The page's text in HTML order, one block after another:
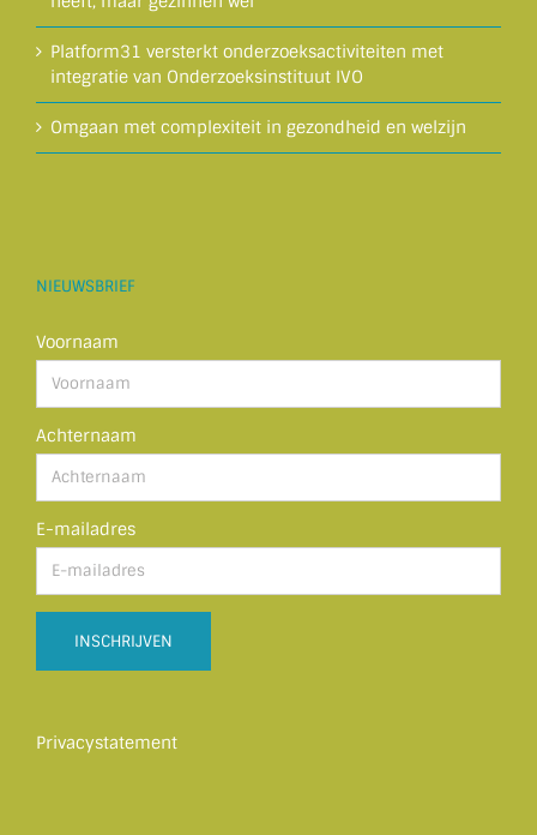
Platform31 versterkt onderzoeksactiviteiten met
integratie van Onderzoeksinstituut IVO
Omgaan met complexiteit in gezondheid en welzijn
NIEUWSBRIEF
Voornaam
Achternaam
E-mailadres
Privacystatement